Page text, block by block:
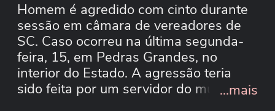
Homem é agredido com cinto durante
sessão em câmara de vereadores de
SC. Caso ocorreu na última segunda-
feira, 15, em Pedras Grandes, no
interior do Estado. A agressão teria
sido feita por um servidor do município
...mais